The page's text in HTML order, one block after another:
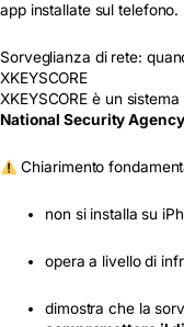
app installate sul telefono.
Sorveglianza di rete:
XKEYSCORE
XKEYSCORE è un
National Security Agency
Chiarimento
non si installa su
opera a livello di
dimostra che la